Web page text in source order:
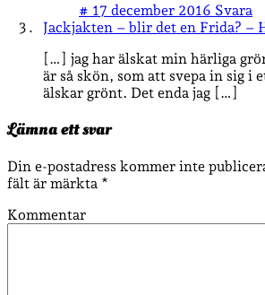
# 17 december 2016 Svara
Jackjakten – blir det en Frida? –
[…] jag har älskat min härliga
är så skön, som att svepa in sig i
älskar grönt. Det enda jag […]
Lämna ett svar
Din e-postadress kommer inte
fält är märkta *
Kommentar